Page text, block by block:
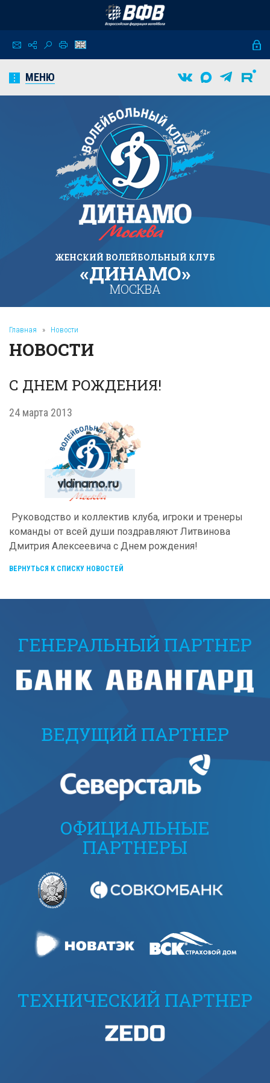
МЕНЮ
ЖЕНСКИЙ ВОЛЕЙБОЛЬНЫЙ КЛУБ
«ДИНАМО»
МОСКВА
Главная » Новости
НОВОСТИ
С ДНЕМ РОЖДЕНИЯ!
24 марта 2013
Руководство и коллектив клуба, игроки и тренеры
команды от всей души поздравляют Литвинова
Дмитрия Алексеевича с Днем рождения!
ВЕРНУТЬСЯ К СПИСКУ НОВОСТЕЙ
ГЕНЕРАЛЬНЫЙ ПАРТНЕР
ВЕДУЩИЙ ПАРТНЕР
ОФИЦИАЛЬНЫЕ
ПАРТНЕРЫ
ТЕХНИЧЕСКИЙ ПАРТНЕР